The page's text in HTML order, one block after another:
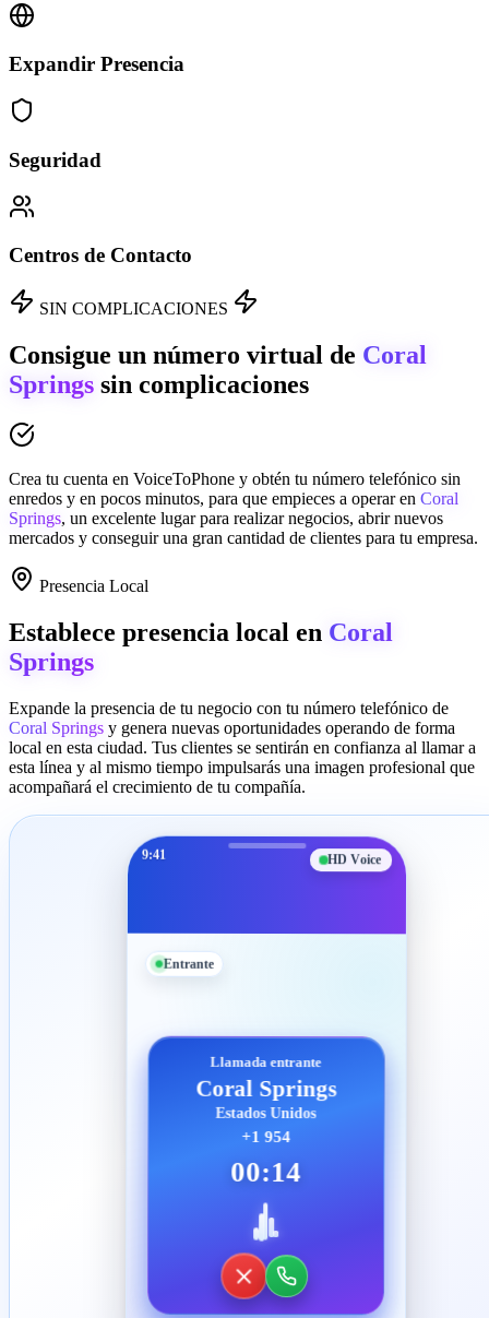
Expandir Presencia
Seguridad
Centros de Contacto
SIN COMPLICACIONES
Consigue un número virtual de Coral
Springs sin complicaciones
Crea tu cuenta en VoiceToPhone y obtén tu número telefónico sin
enredos y en pocos minutos, para que empieces a operar en Coral
Springs, un excelente lugar para realizar negocios, abrir nuevos
mercados y conseguir una gran cantidad de clientes para tu empresa.
Presencia Local
Establece presencia local en Coral
Springs
Expande la presencia de tu negocio con tu número telefónico de
Coral Springs y genera nuevas oportunidades operando de forma
local en esta ciudad. Tus clientes se sentirán en confianza al llamar a
esta línea y al mismo tiempo impulsarás una imagen profesional que
acompañará el crecimiento de tu compañía.
9:41 HD Voice
Entrante
Llamada entrante
Coral Springs
Estados Unidos
+1 954
00:14